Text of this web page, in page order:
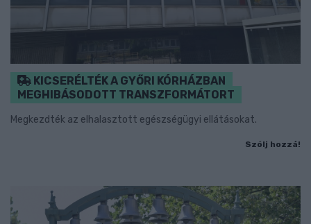
KICSERÉLTÉK A GYŐRI KÓRHÁZBAN
MEGHIBÁSODOTT TRANSZFORMÁTORT
Megkezdték az elhalasztott egészségügyi ellátásokat.
Szólj hozzá!